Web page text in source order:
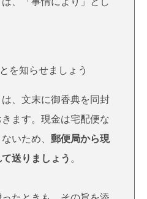
を知らせましょう
、文末に御香典を同封
ます。現金は宅配便な
いため、 郵便局から現
送りましょう 。